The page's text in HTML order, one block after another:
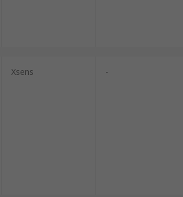
Xsens -